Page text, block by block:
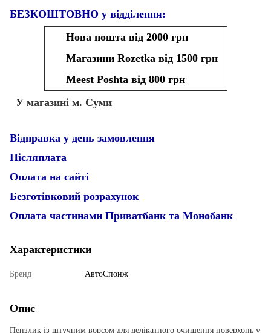
БЕЗКОШТОВНО у відділення:
Нова пошта від 2000 грн
Магазини Rozetka від 1500 грн
Meest Poshta від 800 грн
У магазині м. Суми
Відправка у день замовлення
Післяплата
Оплата на сайті
Безготівковий розрахунок
Оплата частинами Приватбанк та Монобанк
Характеристики
Бренд АвтоСпонж
Опис
Пензлик із штучним ворсом для делікатного очищення поверхонь у